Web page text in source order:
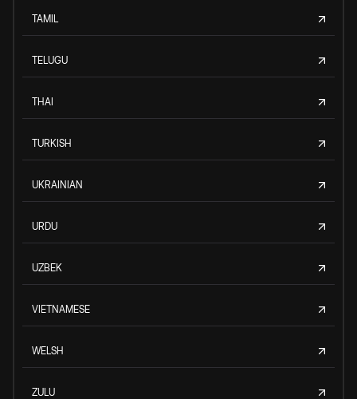
TAMIL
TELUGU
THAI
TURKISH
UKRAINIAN
URDU
UZBEK
VIETNAMESE
WELSH
ZULU